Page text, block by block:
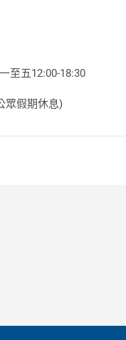
至五12:00-18:30
眾假期休息)